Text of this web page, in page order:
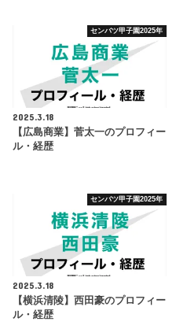
センバツ甲子園2025年
2025.3.18
【広島商業】菅太一のプロフィー
ル・経歴
センバツ甲子園2025年
2025.3.18
【横浜清陵】西田豪のプロフィー
ル・経歴